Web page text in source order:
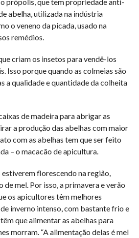
abelha, utilizada na indústria
o veneno da picada, usado na
remédios.
criam os insetos para vendê-los
Isso porque quando as colmeias são
a qualidade e quantidade da colheita
de madeira para abrigar as
a produção das abelhas com maior
com as abelhas tem que ser feito
– o macacão de apicultura.
florescendo na região,
de mel. Por isso, a primavera e verão
os apicultores têm melhores
inverno intenso, com bastante frio e
que alimentar as abelhas para
morram. “A alimentação delas é mel